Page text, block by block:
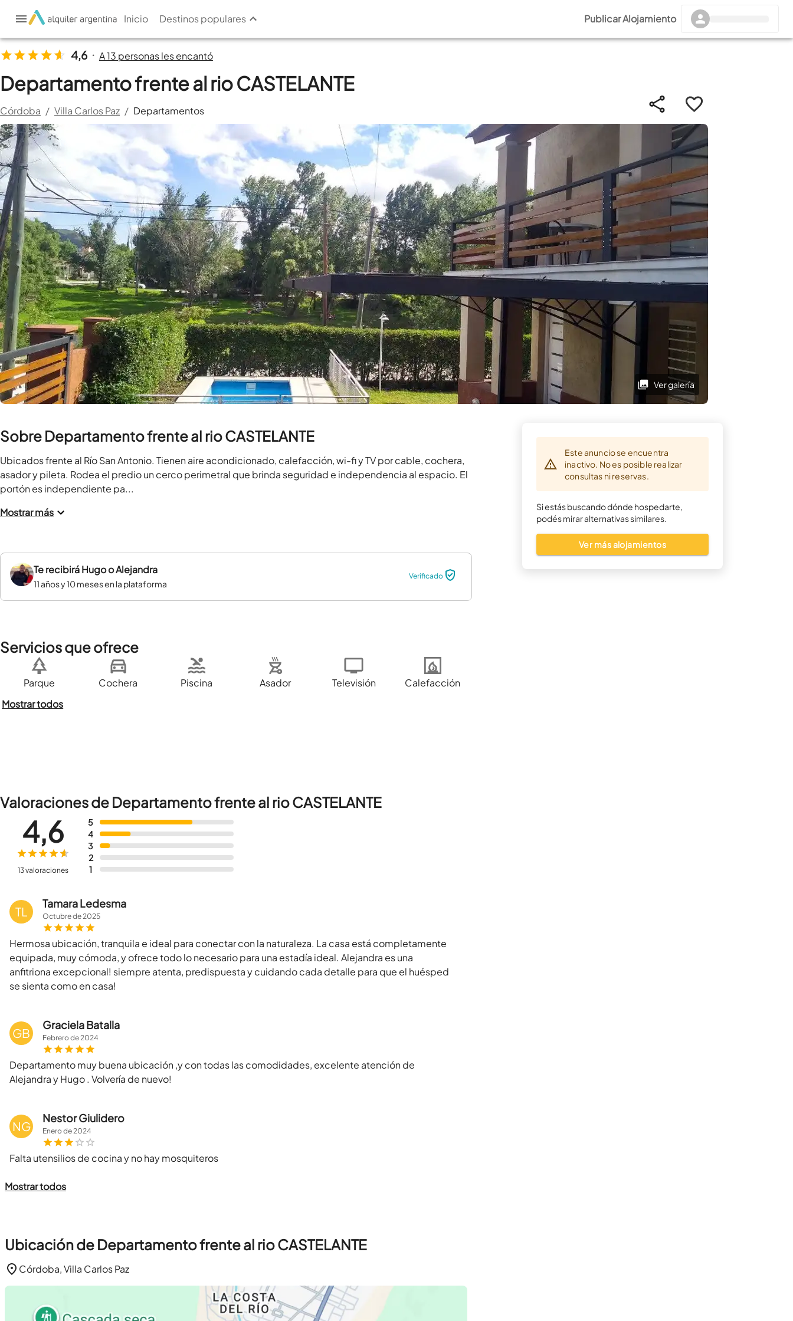
Inicio Destinos populares Publicar Alojamiento
4,6 • A 13 personas les encantó
Departamento frente al rio CASTELANTE
Córdoba / Villa Carlos Paz / Departamentos
Ver galería
Sobre Departamento frente al rio CASTELANTE
Ubicados frente al Río San Antonio. Tienen aire acondicionado, calefacción, wi-fi y TV por cable, cochera,
asador y pileta. Rodea el predio un cerco perimetral que brinda seguridad e independencia al espacio. El
portón es independiente pa...
Mostrar más
Te recibiráHugo o Alejandra
11 años y 10 meses en la plataforma
Verificado
Servicios que ofrece
Parque Cochera Piscina Asador Televisión
Calefacción
Mostrar todos
Valoraciones de Departamento frente al rio CASTELANTE
5
4
3
2
1
4,6
13 valoraciones
TL
Tamara Ledesma
Octubrede2025
Hermosa ubicación, tranquila e ideal para conectar con la naturaleza. La casa está completamente
equipada, muy cómoda, y ofrece todo lo necesario para una estadía ideal. Alejandra es una
anfitriona excepcional! siempre atenta, predispuesta y cuidando cada detalle para que el huésped
se sienta como en casa!
GB
Graciela Batalla
Febrerode2024
Departamento muy buena ubicación ,y con todas las comodidades, excelente atención de
Alejandra y Hugo . Volvería de nuevo!
NG
Nestor Giulidero
Enerode2024
Falta utensilios de cocina y no hay mosquiteros
Mostrar todos
Ubicación de Departamento frente al rio CASTELANTE
Córdoba, Villa Carlos Paz
Este anuncio se encuentra
inactivo. No es posible realizar
consultas ni reservas.
Si estás buscando dónde hospedarte,
podés mirar alternativas similares.
Ver más alojamientos